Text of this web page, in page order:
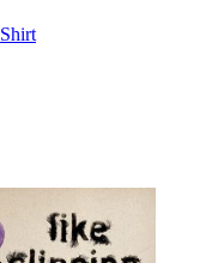
Shirt